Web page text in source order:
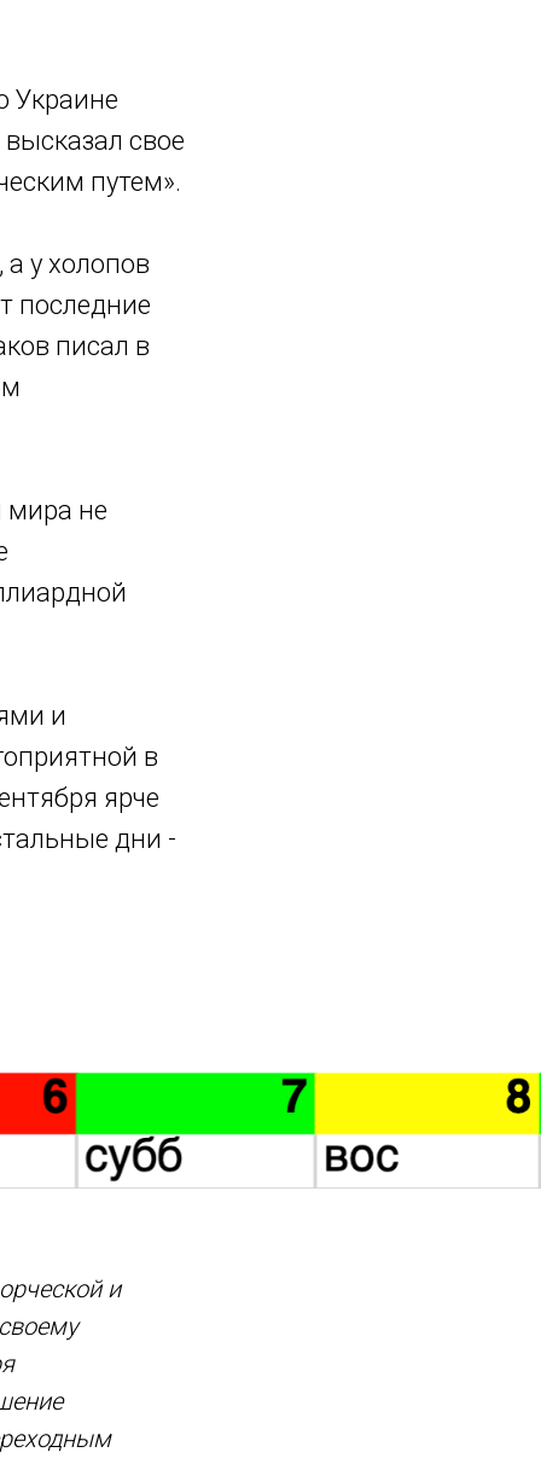
Украине
свое
путем».
у холопов
последние
писал в
мира не
и
в
ярче
дни -
и